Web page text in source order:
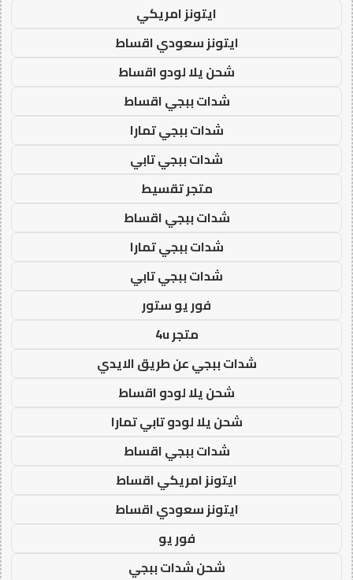
ايتونز امريكي
ايتونز سعودي اقساط
شحن يلا لودو اقساط
شدات ببجي اقساط
شدات ببجي تمارا
شدات ببجي تابي
متجر تقسيط
شدات ببجي اقساط
شدات ببجي تمارا
شدات ببجي تابي
فور يو ستور
متجر 4u
شدات ببجي عن طريق الايدي
شحن يلا لودو اقساط
شحن يلا لودو تابي تمارا
شدات ببجي اقساط
ايتونز امريكي اقساط
ايتونز سعودي اقساط
فور يو
شحن شدات ببجي